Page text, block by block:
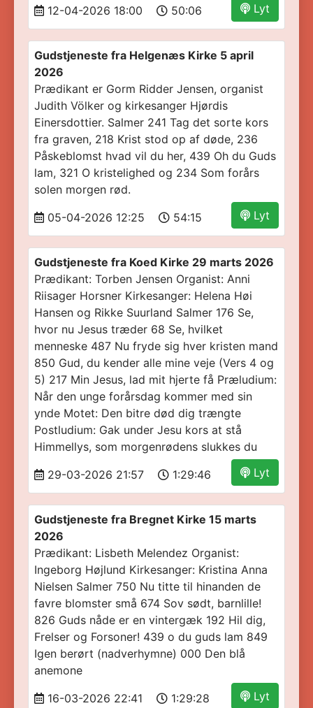
Lyt
12-04-2026 18:00 50:06
Gudstjeneste fra Helgenæs Kirke 5 april
2026
Prædikant er Gorm Ridder Jensen, organist
Judith Völker og kirkesanger Hjørdis
Einersdottier. Salmer 241 Tag det sorte kors
fra graven, 218 Krist stod op af døde, 236
Påskeblomst hvad vil du her, 439 Oh du Guds
lam, 321 O kristelighed og 234 Som forårs
solen morgen rød.
Lyt
05-04-2026 12:25 54:15
Gudstjeneste fra Koed Kirke 29 marts 2026
Prædikant: Torben Jensen Organist: Anni
Riisager Horsner Kirkesanger: Helena Høi
Hansen og Rikke Suurland Salmer 176 Se,
hvor nu Jesus træder 68 Se, hvilket
menneske 487 Nu fryde sig hver kristen mand
850 Gud, du kender alle mine veje (Vers 4 og
5) 217 Min Jesus, lad mit hjerte få Præludium:
Når den unge forårsdag kommer med sin
ynde Motet: Den bitre død dig trængte
Postludium: Gak under Jesu kors at stå
Himmellys, som morgenrødens slukkes du
Lyt
29-03-2026 21:57 1:29:46
Gudstjeneste fra Bregnet Kirke 15 marts
2026
Prædikant: Lisbeth Melendez Organist:
Ingeborg Højlund Kirkesanger: Kristina Anna
Nielsen Salmer 750 Nu titte til hinanden de
favre blomster små 674 Sov sødt, barnlille!
826 Guds nåde er en vintergæk 192 Hil dig,
Frelser og Forsoner! 439 o du guds lam 849
Igen berørt (nadverhymne) 000 Den blå
anemone
Lyt
16-03-2026 22:41 1:29:28